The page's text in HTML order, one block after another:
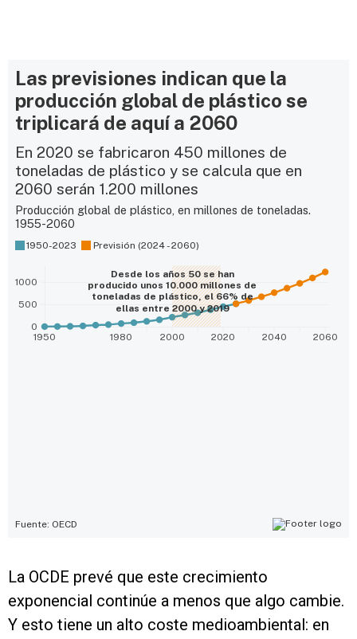
La OCDE prevé que este crecimiento
exponencial continúe a menos que algo cambie.
Y esto tiene un alto coste medioambiental: en